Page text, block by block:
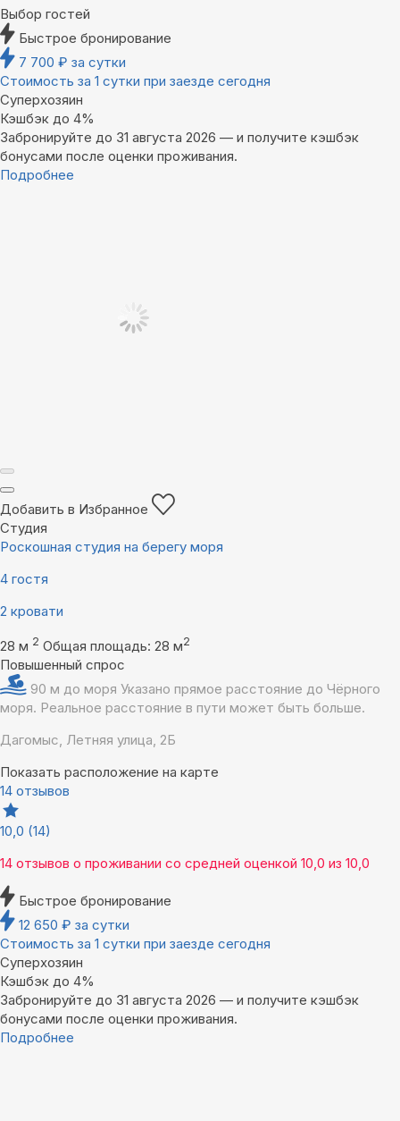
Выбор гостей
Быстрое бронирование
7 700 ₽ за сутки
Стоимость за 1 сутки при заезде сегодня
Суперхозяин
Кэшбэк до 4%
Забронируйте до 31 августа 2026 — и получите кэшбэк
бонусами после оценки проживания.
Подробнее
Добавить в Избранное
Студия
Роскошная студия на берегу моря
4 гостя
2 кровати
28 м 2 Общая площадь: 28 м2
Повышенный спрос
90 м до моря Указано прямое расстояние до Чёрного
моря. Реальное расстояние в пути может быть больше.
Дагомыс, Летняя улица, 2Б
Показать расположение на карте
14 отзывов
10,0 (14)
14 отзывов о проживании со средней оценкой 10,0 из 10,0
Быстрое бронирование
12 650 ₽ за сутки
Стоимость за 1 сутки при заезде сегодня
Суперхозяин
Кэшбэк до 4%
Забронируйте до 31 августа 2026 — и получите кэшбэк
бонусами после оценки проживания.
Подробнее